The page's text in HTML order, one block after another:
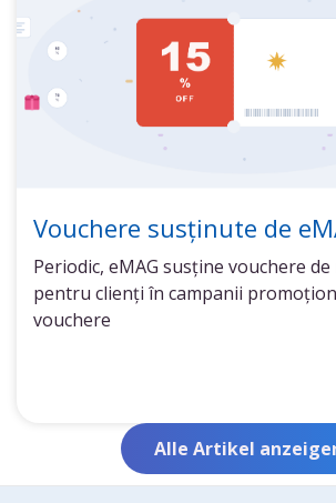
Vouchere susținute de
Periodic, eMAG susține vouchere
pentru clienți în campanii
vouchere
Alle Artikel